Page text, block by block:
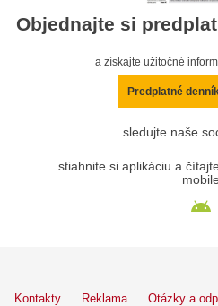
Objednajte si
a získajte užitočné
Predplatné
sledujte naše
stiahnite si aplikáciu a
mobile
Kontakty Reklama Otázky a